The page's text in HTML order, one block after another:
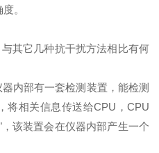
。
其它几种抗干扰方法相比有何
内部有一套检测装置，能检测
将相关信息传送给CPU，CPU
该装置会在仪器内部产生一个